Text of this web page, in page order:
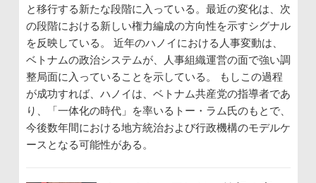
と移行する新たな段階に入っている。最近の変化は、次
の段階における新しい権力編成の方向性を示すシグナル
を反映している。 近年のハノイにおける人事変動は、
ベトナムの政治システムが、人事組織運営の面で強い調
整局面に入っていることを示している。 もしこの過程
が成功すれば、ハノイは、ベトナム共産党の指導者であ
り、「一体化の時代」を率いるトー・ラム氏のもとで、
今後数年間における地方統治および行政機構のモデルケ
ースとなる可能性がある。